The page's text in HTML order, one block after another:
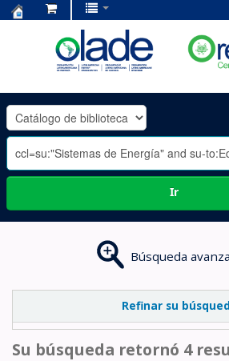
OLADE
-
Ir
Búsqueda
Refinar su
Su búsqueda retornó 4